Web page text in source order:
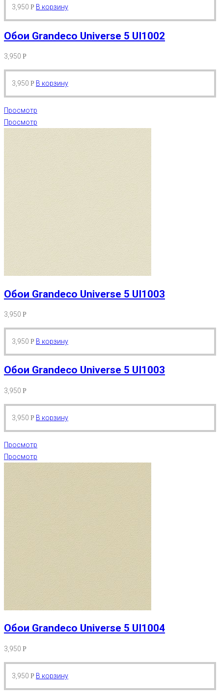
3,950 Р В корзину
Обои Grandeco Universe 5 UI1002
3,950 Р
3,950 Р В корзину
Просмотр
Просмотр
Обои Grandeco Universe 5 UI1003
3,950 Р
3,950 Р В корзину
Обои Grandeco Universe 5 UI1003
3,950 Р
3,950 Р В корзину
Просмотр
Просмотр
Обои Grandeco Universe 5 UI1004
3,950 Р
3,950 Р В корзину